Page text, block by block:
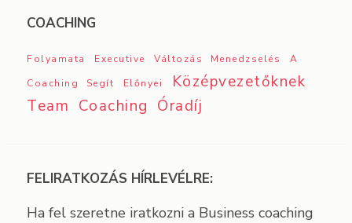
COACHING
Folyamata Executive Változás Menedzselés
A
Coaching Segít
Előnyei
Középvezetőknek
Team Coaching Óradíj
FELIRATKOZÁS HÍRLEVÉLRE:
Ha fel szeretne iratkozni a Business coaching